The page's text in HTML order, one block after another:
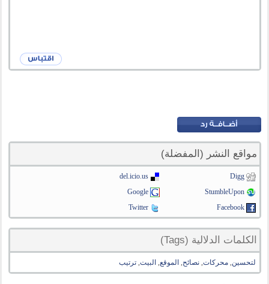
مواقع النشر (المفضلة)
Digg
del.icio.us
StumbleUpon
Google
Facebook
Twitter
الكلمات الدلالية (Tags)
لتحسين,محركات,نصائح, الموقع, البيت,ترتيب